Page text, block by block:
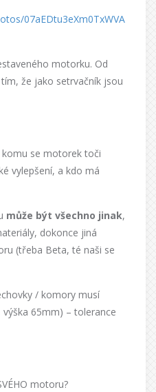
07aEDtu3eXm0TxWVA
motorku. Od
že jako setrvačník jsou
se motorek toči
vylepšení, a kdo má
může být všechno jinak,
dokonce jiná
(třeba Beta, té naši se
/ komory musí
65mm) – tolerance
motoru?